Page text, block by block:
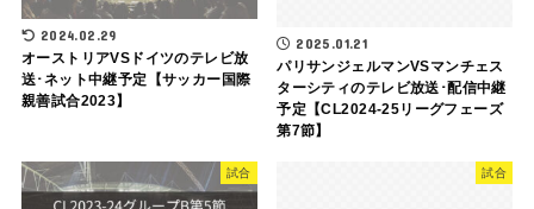
2024.02.29
オーストリアVSドイツのテレビ放
送･ネット中継予定【サッカー国際
親善試合2023】
2025.01.21
パリサンジェルマンVSマンチェス
ターシティのテレビ放送･配信中継
予定【CL2024-25リーグフェーズ
第7節】
試合 試合